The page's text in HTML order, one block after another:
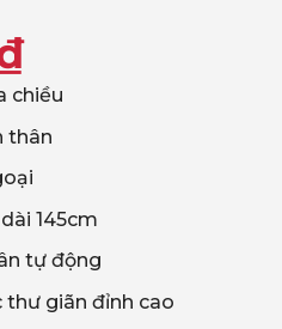
chiều
thân
145cm
tự động
thư giãn đỉnh cao